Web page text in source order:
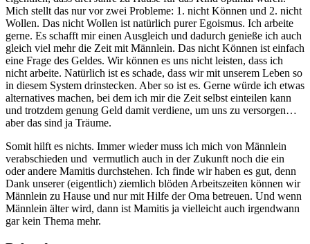
Mich stellt das nur vor zwei Probleme: 1. nicht Können und 2. nicht
Wollen. Das nicht Wollen ist natürlich purer Egoismus. Ich arbeite
gerne. Es schafft mir einen Ausgleich und dadurch genieße ich auch
gleich viel mehr die Zeit mit Männlein. Das nicht Können ist einfach
eine Frage des Geldes. Wir können es uns nicht leisten, dass ich
nicht arbeite. Natürlich ist es schade, dass wir mit unserem Leben so
in diesem System drinstecken. Aber so ist es. Gerne würde ich etwas
alternatives machen, bei dem ich mir die Zeit selbst einteilen kann
und trotzdem genung Geld damit verdiene, um uns zu versorgen…
aber das sind ja Träume.
Somit hilft es nichts. Immer wieder muss ich mich von Männlein
verabschieden und vermutlich auch in der Zukunft noch die ein
oder andere Mamitis durchstehen. Ich finde wir haben es gut, denn
Dank unserer (eigentlich) ziemlich blöden Arbeitszeiten können wir
Männlein zu Hause und nur mit Hilfe der Oma betreuen. Und wenn
Männlein älter wird, dann ist Mamitis ja vielleicht auch irgendwann
gar kein Thema mehr.